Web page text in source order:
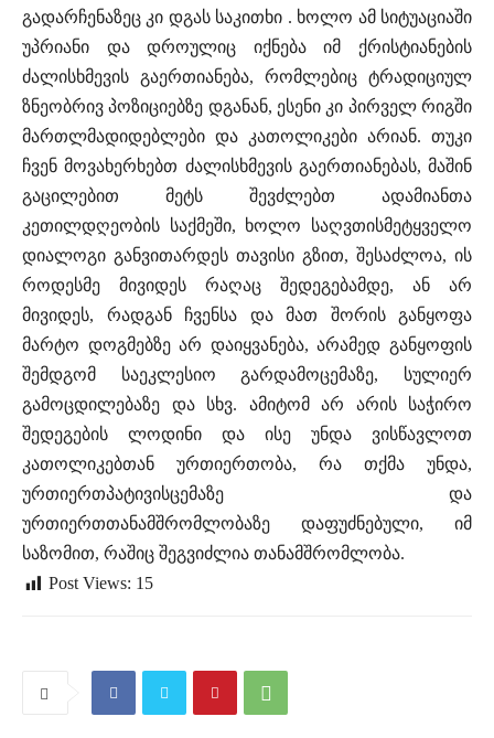
გადარჩენაზეც კი დგას საკითხი . ხოლო ამ სიტუაციაში
უპრიანი და დროულიც იქნება იმ ქრისტიანების
ძალისხმევის გაერთიანება, რომლებიც ტრადიციულ
ზნეობრივ პოზიციებზე დგანან, ესენი კი პირველ რიგში
მართლმადიდებლები და კათოლიკები არიან. თუკი
ჩვენ მოვახერხებთ ძალისხმევის გაერთიანებას, მაშინ
გაცილებით მეტს შევძლებთ ადამიანთა
კეთილდღეობის საქმეში, ხოლო საღვთისმეტყველო
დიალოგი განვითარდეს თავისი გზით, შესაძლოა, ის
როდესმე მივიდეს რაღაც შედეგებამდე, ან არ
მივიდეს, რადგან ჩვენსა და მათ შორის განყოფა
მარტო დოგმებზე არ დაიყვანება, არამედ განყოფის
შემდგომ საეკლესიო გარდამოცემაზე, სულიერ
გამოცდილებაზე და სხვ. ამიტომ არ არის საჭირო
შედეგების ლოდინი და ისე უნდა ვისწავლოთ
კათოლიკებთან ურთიერთობა, რა თქმა უნდა,
ურთიერთპატივისცემაზე და
ურთიერთთანამშრომლობაზე დაფუძნებული, იმ
საზომით, რაშიც შეგვიძლია თანამშრომლობა.
Post Views: 15